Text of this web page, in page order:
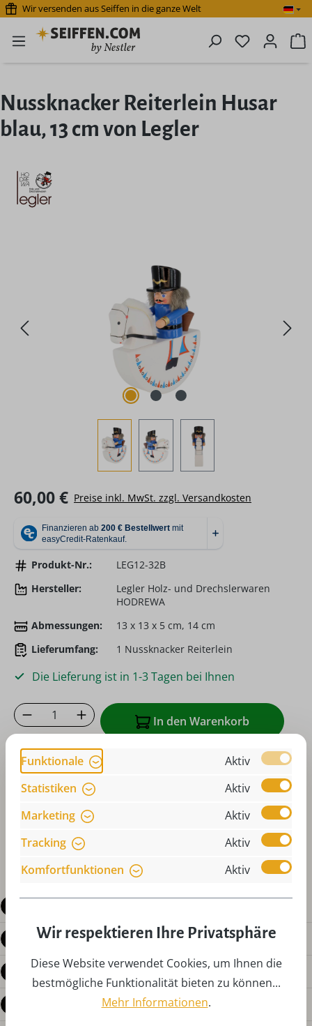
Zum Hauptinhalt springen
Wir versenden aus Seiffen in die ganze Welt
Du hast 0
Nussknacker Reiterlein Husar
blau, 13 cm von Legler
Regulärer Preis:
60,00 € Preise inkl. MwSt. zzgl. Versandkosten
Produkt-Nr.:
LEG12-32B
Hersteller:
Legler Holz- und Drechslerwaren
HODREWA
Abmessungen:
13 x 13 x 5 cm, 14 cm
Lieferumfang:
1 Nussknacker Reiterlein
Die Lieferung ist in 1-3 Tagen bei Ihnen
Produkt Anzahl: Gib den gewünschten
In den Warenkorb
Zum Merkzettel hinzufügen
oder sofort bestellen mit
Produktdetails
Bewertungen
Fragen zum Produkt
Funktionale
Aktiv
Statistiken
Aktiv
Marketing
Aktiv
Tracking
Aktiv
Komfortfunktionen
Aktiv
Wir respektieren Ihre Privatsphäre
Diese Website verwendet Cookies, um Ihnen die
bestmögliche Funktionalität bieten zu können...
Mehr Informationen.